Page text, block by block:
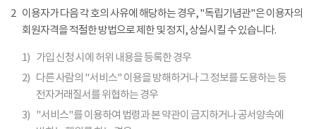
2 이용자가 다음 각 호의 사유에 해당하는 경우, "독립기념관"은 이용자의
회원자격을 적절한 방법으로 제한 및 정지, 상실시킬 수 있습니다.
1) 가입 신청 시에 허위 내용을 등록한 경우
2) 다른 사람의 "서비스" 이용을 방해하거나 그 정보를 도용하는 등
전자거래질서를 위협하는 경우
3) "서비스"를 이용하여 법령과 본 약관이 금지하거나 공서양속에